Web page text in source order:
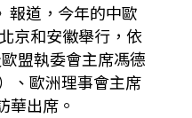
報道，今年的中歐
京和安徽舉行，依
盟執委會主席馮德
、歐洲理事會主席
華出席。